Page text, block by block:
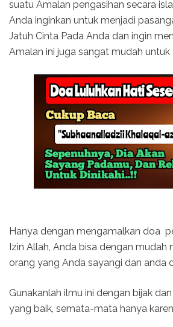
suatu Amalan pengasihan secara
Anda inginkan untuk menjadi
Jatuh Cinta Pada Anda dan ingin
Amalan ini juga sangat mudah untuk
Hanya dengan mengamalkan doa
Izin Allah, Anda bisa dengan mudah
orang yang Anda sayangi dan anda
Gunakanlah ilmu ini dengan bijak
yang baik, semata-mata hanya